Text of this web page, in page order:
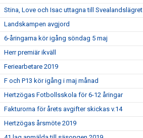
Stina, Love och Isac uttagna till Svealandslägret
Landskampen avgjord
6-åringarna kör igång söndag 5 maj
Herr premiär ikväll
Feriearbetare 2019
F och P13 kör igång i maj månad
Hertzögas Fotbollsskola för 6-12 åringar
Fakturorna för årets avgifter skickas v.14
Hertzögas årsmöte 2019